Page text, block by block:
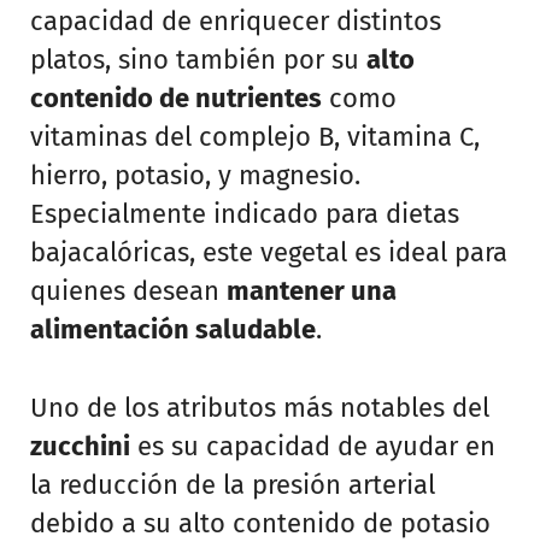
capacidad de enriquecer distintos
platos, sino también por su alto
contenido de nutrientes como
vitaminas del complejo B, vitamina C,
hierro, potasio, y magnesio.
Especialmente indicado para dietas
bajacalóricas, este vegetal es ideal para
quienes desean mantener una
alimentación saludable.
Uno de los atributos más notables del
zucchini es su capacidad de ayudar en
la reducción de la presión arterial
debido a su alto contenido de potasio